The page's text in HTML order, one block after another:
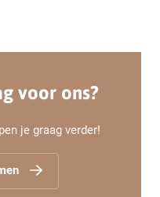
voor ons?
je graag verder!